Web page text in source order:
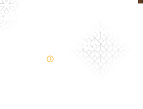
actuelles
alimentaire
les restaurants